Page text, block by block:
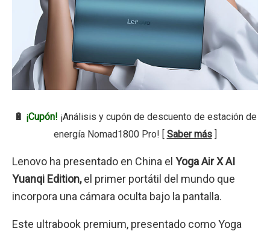
🔋 ¡Cupón! ¡Análisis y cupón de descuento de estación de
energía Nomad1800 Pro! [ Saber más]
Lenovo ha presentado en China el Yoga Air X AI
Yuanqi Edition,el primer portátil del mundo que
incorpora una cámara oculta bajo la pantalla.
Este ultrabook premium, presentado como Yoga